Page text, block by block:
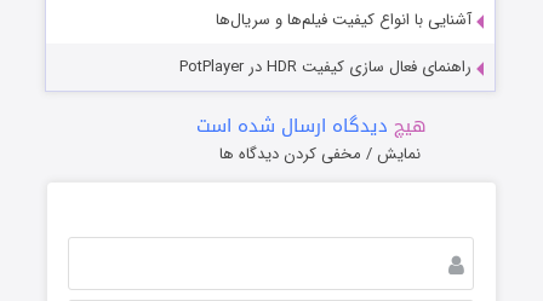
آشنایی با انواع کیفیت فیلم‌ها و سریال‌ها
راهنمای فعال سازی کیفیت HDR در PotPlayer
هیچ دیدگاه ارسال شده است
نمایش / مخفی کردن دیدگاه ها